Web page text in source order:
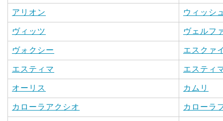
アリオン ウィッシ
ヴィッツ ヴェルフ
ヴォクシー エスクァ
エスティマ エスティ
オーリス カムリ
カローラアクシオ カローラ